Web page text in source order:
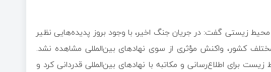
محیط زیستی گفت: در جریان جنگ اخیر، با وجود بروز پدیده‌هایی نظیر
کشور، واکنش مؤثری از سوی نهاد‌های بین‌المللی مشاهده نشد.
برای اطلاع‌رسانی و مکاتبه با نهاد‌های بین‌المللی قدردانی کرد و